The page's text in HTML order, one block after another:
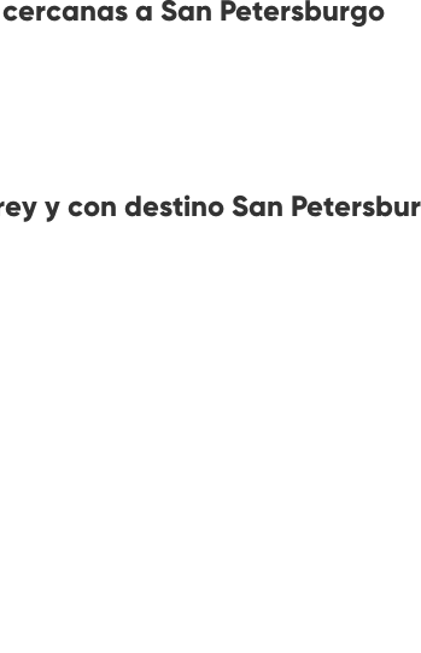
a San Petersburgo
y con destino San